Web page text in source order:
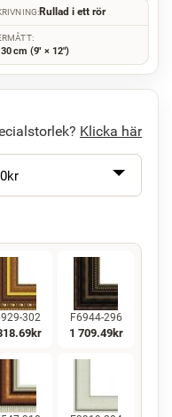
Rullad i ett rör
cm (9" × 12")
Klicka här
kr
302
kr
F6944-296
1 709.49kr